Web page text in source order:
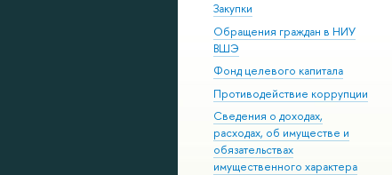
Закупки
Обращения граждан в НИУ
ВШЭ
Фонд целевого капитала
Противодействие коррупции
Сведения о доходах,
расходах, об имуществе и
обязательствах
имущественного характера